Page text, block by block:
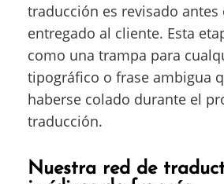
traducción es revisado antes
entregado al cliente. Esta
como una trampa para
tipográfico o frase ambigua
haberse colado durante el
traducción.
Nuestra red de